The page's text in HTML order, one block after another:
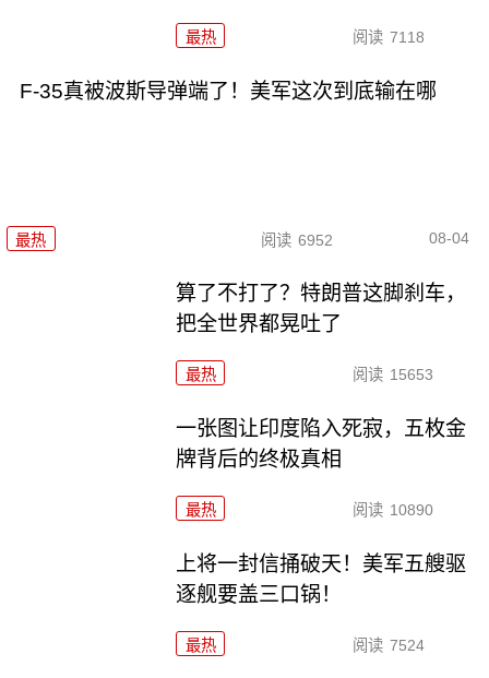
最热 阅读 7118
F-35真被波斯导弹端了！美军这次到底输在哪
最热 阅读 6952 08-04
算了不打了？特朗普这脚刹车，
把全世界都晃吐了
最热 阅读 15653
一张图让印度陷入死寂，五枚金
牌背后的终极真相
最热 阅读 10890
上将一封信捅破天！美军五艘驱
逐舰要盖三口锅！
最热 阅读 7524